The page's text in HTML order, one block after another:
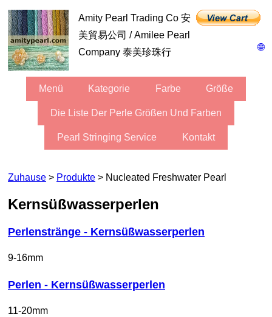
🌐
Amity Pearl Trading Co 安
美貿易公司 / Amilee Pearl
Company 泰美珍珠行
Menü Kategorie Farbe Größe
Die Liste Der Perle Größen Und Farben
Pearl Stringing Service Kontakt
Zuhause > Produkte > Nucleated Freshwater Pearl
Kernsüßwasserperlen
Perlenstränge - Kernsüßwasserperlen
9-16mm
Perlen - Kernsüßwasserperlen
11-20mm